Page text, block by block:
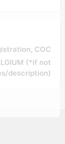
COC
(*if not
description)